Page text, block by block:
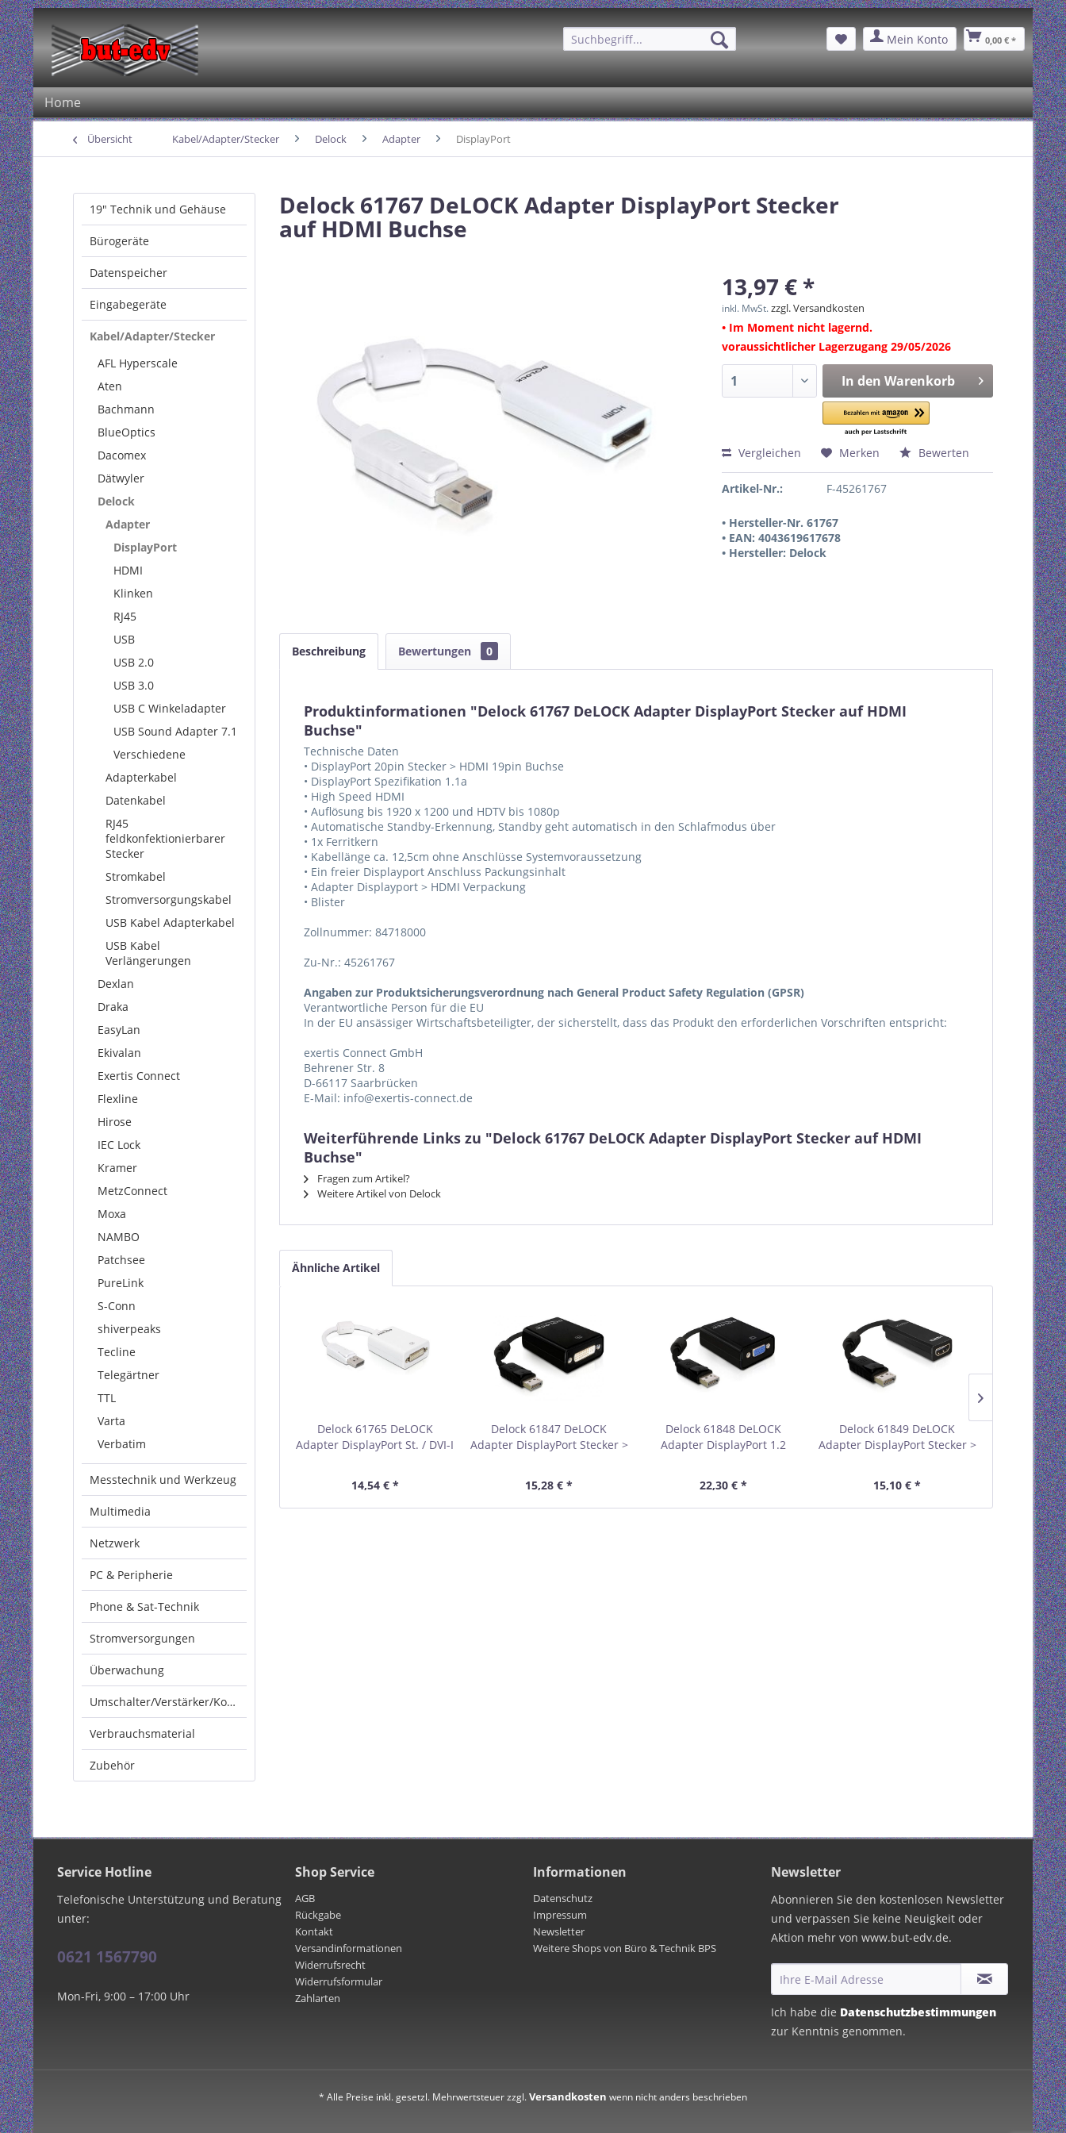
Mein Konto 0,00 € *
Home
Übersicht Kabel/Adapter/Stecker Delock Adapter DisplayPort
19" Technik und Gehäuse
Bürogeräte
Datenspeicher
Eingabegeräte
Kabel/Adapter/Stecker
AFL Hyperscale
Aten
Bachmann
BlueOptics
Dacomex
Dätwyler
Delock
Adapter
DisplayPort
HDMI
Klinken
RJ45
USB
USB 2.0
USB 3.0
USB C Winkeladapter
USB Sound Adapter 7.1
Verschiedene
Adapterkabel
Datenkabel
RJ45
feldkonfektionierbarer
Stecker
Stromkabel
Stromversorgungskabel
USB Kabel Adapterkabel
USB Kabel
Verlängerungen
Dexlan
Draka
EasyLan
Ekivalan
Exertis Connect
Flexline
Hirose
IEC Lock
Kramer
MetzConnect
Moxa
NAMBO
Patchsee
PureLink
S-Conn
shiverpeaks
Tecline
Telegärtner
TTL
Varta
Verbatim
Messtechnik und Werkzeug
Multimedia
Netzwerk
PC & Peripherie
Phone & Sat-Technik
Stromversorgungen
Überwachung
Umschalter/Verstärker/Konverter
Verbrauchsmaterial
Zubehör
Delock 61767 DeLOCK Adapter DisplayPort Stecker
auf HDMI Buchse
13,97 € *
inkl. MwSt.zzgl. Versandkosten
• Im Moment nicht lagernd.
voraussichtlicher Lagerzugang 29/05/2026
In den Warenkorb
Vergleichen Merken Bewerten
Artikel-Nr.: F-45261767
• Hersteller-Nr. 61767
• EAN: 4043619617678
• Hersteller: Delock
Beschreibung Bewertungen 0
Produktinformationen "Delock 61767 DeLOCK Adapter DisplayPort Stecker auf HDMI
Buchse"
Technische Daten
• DisplayPort 20pin Stecker > HDMI 19pin Buchse
• DisplayPort Spezifikation 1.1a
• High Speed HDMI
• Auflösung bis 1920 x 1200 und HDTV bis 1080p
• Automatische Standby-Erkennung, Standby geht automatisch in den Schlafmodus über
• 1x Ferritkern
• Kabellänge ca. 12,5cm ohne Anschlüsse Systemvoraussetzung
• Ein freier Displayport Anschluss Packungsinhalt
• Adapter Displayport > HDMI Verpackung
• Blister
Zollnummer: 84718000
Zu-Nr.: 45261767
Angaben zur Produktsicherungsverordnung nach General Product Safety Regulation (GPSR)
Verantwortliche Person für die EU
In der EU ansässiger Wirtschaftsbeteiligter, der sicherstellt, dass das Produkt den erforderlichen Vorschriften entspricht:
exertis Connect GmbH
Behrener Str. 8
D-66117 Saarbrücken
E-Mail: info@exertis-connect.de
Weiterführende Links zu "Delock 61767 DeLOCK Adapter DisplayPort Stecker auf HDMI
Buchse"
Fragen zum Artikel?
Weitere Artikel von Delock
Ähnliche Artikel
Delock 61765 DeLOCK
Adapter DisplayPort St. / DVI-I
14,54 € *
Delock 61847 DeLOCK
Adapter DisplayPort Stecker >
15,28 € *
Delock 61848 DeLOCK
Adapter DisplayPort 1.2
22,30 € *
Delock 61849 DeLOCK
Adapter DisplayPort Stecker >
15,10 € *
Delock
Adapter,
/ HDMI
Service Hotline
Telefonische Unterstützung und Beratung
unter:
0621 1567790
Mon-Fri, 9:00 – 17:00 Uhr
Shop Service
AGB
Rückgabe
Kontakt
Versandinformationen
Widerrufsrecht
Widerrufsformular
Zahlarten
Informationen
Datenschutz
Impressum
Newsletter
Weitere Shops von Büro & Technik BPS
Newsletter
Abonnieren Sie den kostenlosen Newsletter
und verpassen Sie keine Neuigkeit oder
Aktion mehr von www.but-edv.de.
Ich habe die Datenschutzbestimmungen
zur Kenntnis genommen.
* Alle Preise inkl. gesetzl. Mehrwertsteuer zzgl.Versandkosten wenn nicht anders beschrieben